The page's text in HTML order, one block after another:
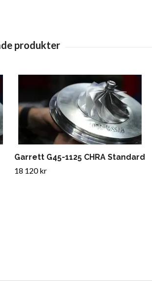
Garrett G45-1125 CHRA Standard
18 120 kr